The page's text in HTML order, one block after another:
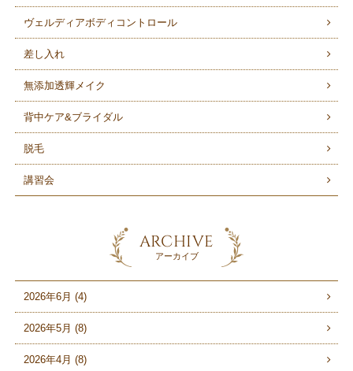
ヴェルディアボディコントロール
差し入れ
無添加透輝メイク
背中ケア&ブライダル
脱毛
講習会
ARCHIVE
アーカイブ
2026年6月 (4)
2026年5月 (8)
2026年4月 (8)